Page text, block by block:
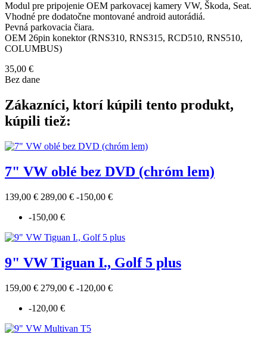
Modul pre pripojenie OEM parkovacej kamery VW, Škoda, Seat.
Vhodné pre dodatočne montované android autorádiá.
Pevná parkovacia čiara.
OEM 26pin konektor (RNS310, RNS315, RCD510, RNS510,
COLUMBUS)
35,00 €
Bez dane
Zákazníci, ktorí kúpili tento produkt,
kúpili tiež:
7" VW oblé bez DVD (chróm lem)
139,00 € 289,00 € -150,00 €
-150,00 €
9" VW Tiguan I., Golf 5 plus
159,00 € 279,00 € -120,00 €
-120,00 €